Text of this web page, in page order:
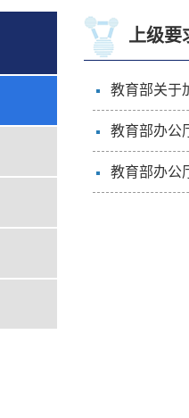
上级要
教育部关于
教育部办公
教育部办公